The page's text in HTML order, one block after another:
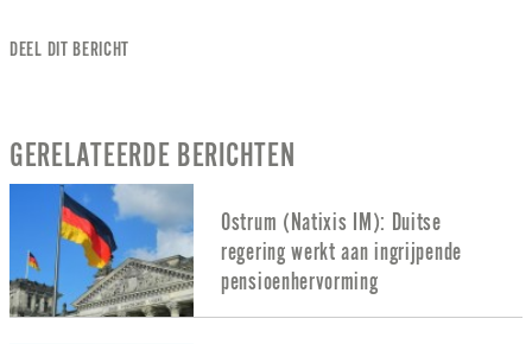
DEEL DIT BERICHT
GERELATEERDE BERICHTEN
Ostrum (Natixis IM): Duitse
regering werkt aan ingrijpende
pensioenhervorming